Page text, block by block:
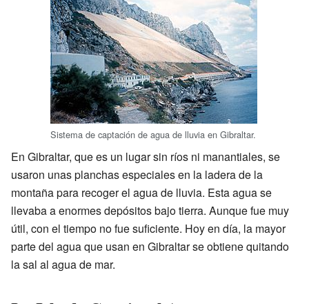
Sistema de captación de agua de lluvia en Gibraltar.
En Gibraltar, que es un lugar sin ríos ni manantiales, se
usaron unas planchas especiales en la ladera de la
montaña para recoger el agua de lluvia. Esta agua se
llevaba a enormes depósitos bajo tierra. Aunque fue muy
útil, con el tiempo no fue suficiente. Hoy en día, la mayor
parte del agua que usan en Gibraltar se obtiene quitando
la sal al agua de mar.